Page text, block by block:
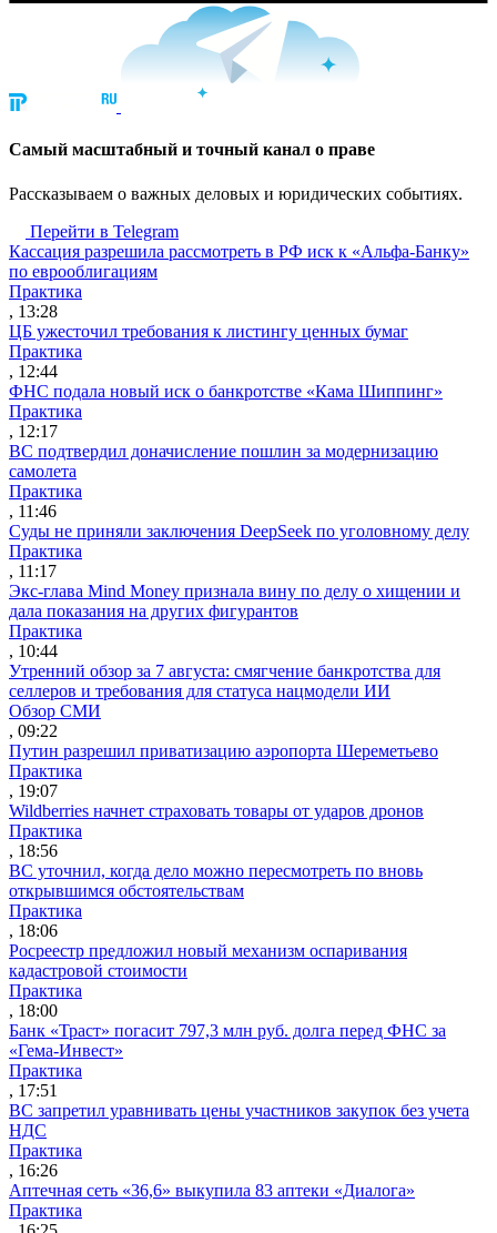
Cамый масштабный и точный канал о праве
Рассказываем о важных деловых и юридических событиях.
Перейти в Telegram
Кассация разрешила рассмотреть в РФ иск к «Альфа-Банку»
по еврооблигациям
Практика
, 13:28
ЦБ ужесточил требования к листингу ценных бумаг
Практика
, 12:44
ФНС подала новый иск о банкротстве «Кама Шиппинг»
Практика
, 12:17
ВС подтвердил доначисление пошлин за модернизацию
самолета
Практика
, 11:46
Суды не приняли заключения DeepSeek по уголовному делу
Практика
, 11:17
Экс-глава Mind Money признала вину по делу о хищении и
дала показания на других фигурантов
Практика
, 10:44
Утренний обзор за 7 августа: смягчение банкротства для
селлеров и требования для статуса нацмодели ИИ
Обзор СМИ
, 09:22
Путин разрешил приватизацию аэропорта Шереметьево
Практика
, 19:07
Wildberries начнет страховать товары от ударов дронов
Практика
, 18:56
ВС уточнил, когда дело можно пересмотреть по вновь
открывшимся обстоятельствам
Практика
, 18:06
Росреестр предложил новый механизм оспаривания
кадастровой стоимости
Практика
, 18:00
Банк «Траст» погасит 797,3 млн руб. долга перед ФНС за
«Гема-Инвест»
Практика
, 17:51
ВС запретил уравнивать цены участников закупок без учета
НДС
Практика
, 16:26
Аптечная сеть «36,6» выкупила 83 аптеки «Диалога»
Практика